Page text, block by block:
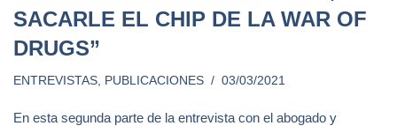
SACARLE EL CHIP DE LA WAR OF
DRUGS”
ENTREVISTAS PUBLICACIONES 03/03/2021
En esta segunda parte de la entrevista con el abogado y